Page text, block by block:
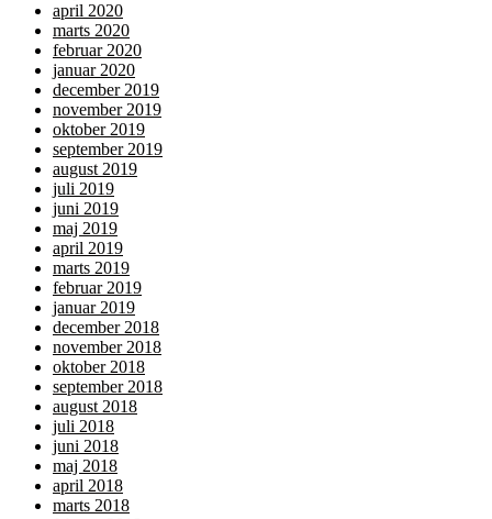
april 2020
marts 2020
februar 2020
januar 2020
december 2019
november 2019
oktober 2019
september 2019
august 2019
juli 2019
juni 2019
maj 2019
april 2019
marts 2019
februar 2019
januar 2019
december 2018
november 2018
oktober 2018
september 2018
august 2018
juli 2018
juni 2018
maj 2018
april 2018
marts 2018